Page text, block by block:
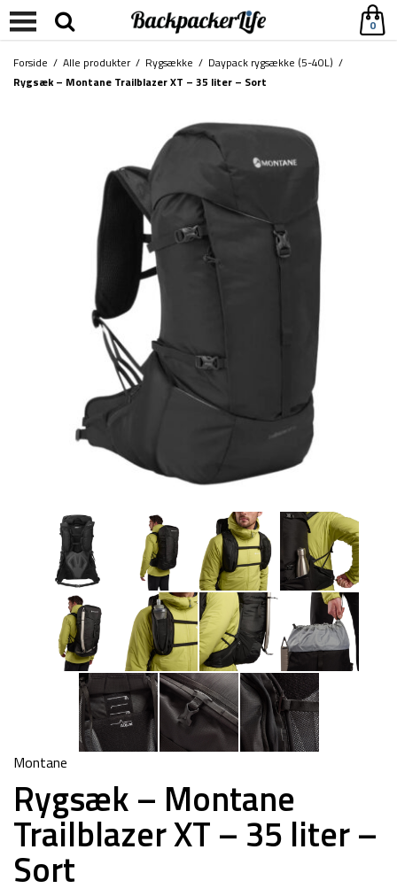
0
Forside / Alle produkter/ Rygsække / Daypack rygsække (5-40L) /
Rygsæk – Montane Trailblazer XT – 35 liter – Sort
Montane
Rygsæk – Montane
Trailblazer XT – 35 liter –
Sort